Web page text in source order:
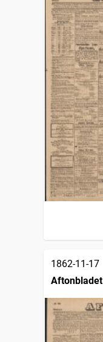
1862-11-17
Aftonbladet